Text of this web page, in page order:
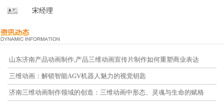
宋经理
山东济南产品动画制作,产品三维动画宣传片制作如何重塑商业表达
三维动画：解锁智能AGV机器人魅力的视觉钥匙
济南三维动画制作领域的创造：三维动画中形态、灵魂与生命的赋格